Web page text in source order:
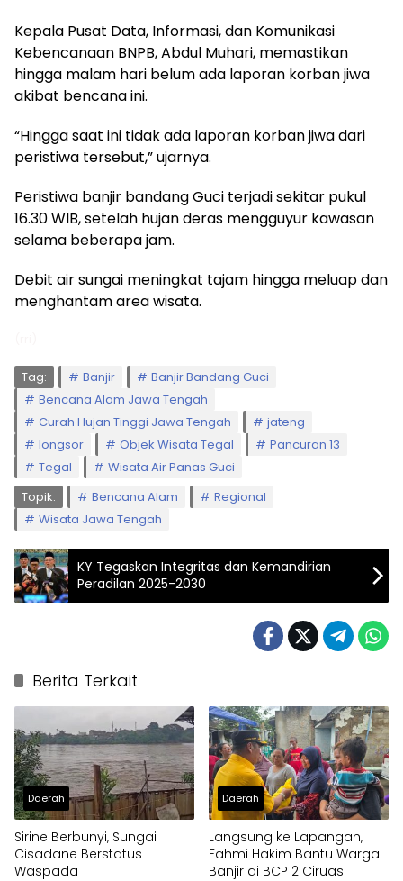
Kepala Pusat Data, Informasi, dan Komunikasi
Kebencanaan BNPB, Abdul Muhari, memastikan
hingga malam hari belum ada laporan korban jiwa
akibat bencana ini.
“Hingga saat ini tidak ada laporan korban jiwa dari
peristiwa tersebut,” ujarnya.
Peristiwa banjir bandang Guci terjadi sekitar pukul
16.30 WIB, setelah hujan deras mengguyur kawasan
selama beberapa jam.
Debit air sungai meningkat tajam hingga meluap dan
menghantam area wisata.
Tag: Banjir
Banjir Bandang Guci
Bencana Alam Jawa Tengah
Curah Hujan Tinggi Jawa Tengah
jateng
longsor
Objek Wisata Tegal
Pancuran 13
Tegal
Wisata Air Panas Guci
Topik:
Bencana Alam
Regional
Wisata Jawa Tengah
KY Tegaskan Integritas dan Kemandirian
Peradilan 2025-2030
Berita Terkait
Daerah
Sirine Berbunyi, Sungai
Cisadane Berstatus
Waspada
Daerah
Langsung ke Lapangan,
Fahmi Hakim Bantu Warga
Banjir di BCP 2 Ciruas